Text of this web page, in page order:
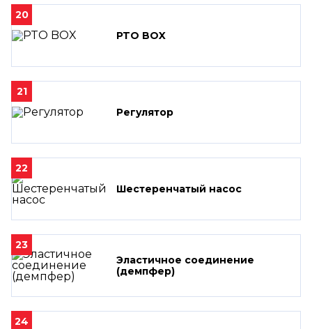
20
PTO BOX
21
Регулятор
22
Шестеренчатый насос
23
Эластичное соединение
(демпфер)
24